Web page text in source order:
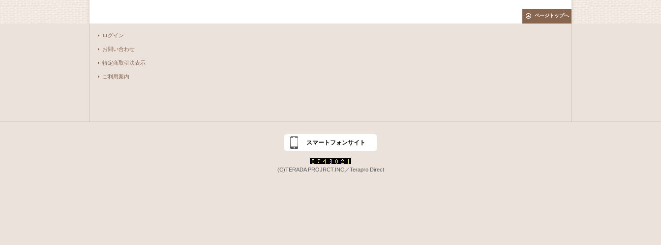
ページトップへ
ログイン
お問い合わせ
特定商取引法表示
ご利用案内
スマートフォンサイト
(C)TERADA PROJRCT.INC／Terapro Direct